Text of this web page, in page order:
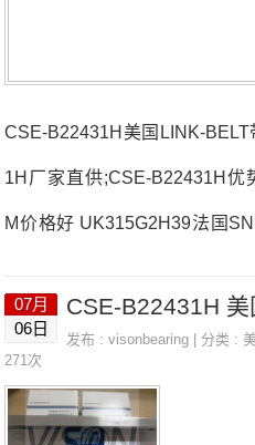
CSE-B22431H美国LINK-
1H厂家直供;CSE-B22431H优
M价格好 UK315G2H39法国
JHM318448/JHM#01法国SNR
格,3310SC3采购 热销型号推
H RK6-43N1Z，P2BE203-
07月
06日
发布 :visonbearing | 分类 :
271次